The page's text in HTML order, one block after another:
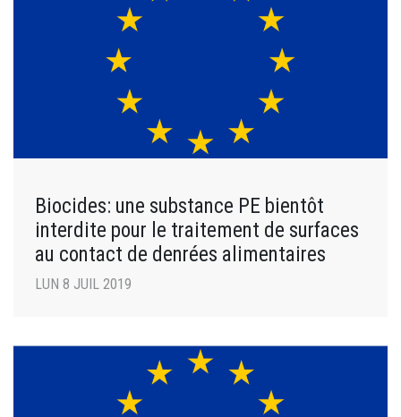
Biocides: une substance PE bientôt
interdite pour le traitement de surfaces
au contact de denrées alimentaires
LUN 8 JUIL 2019